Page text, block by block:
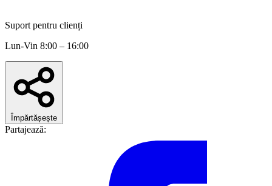
Suport pentru clienți
Lun-Vin 8:00 – 16:00
Împărtășește
Partajează: